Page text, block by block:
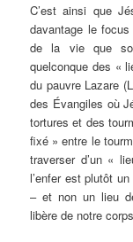
C’est ainsi que
davantage le
de la vie que
quelconque des «
du pauvre Lazare
des Évangiles où
tortures et des
fixé » entre le
traverser d’un «
l’enfer est plutôt
– et non un lieu
libère de notre